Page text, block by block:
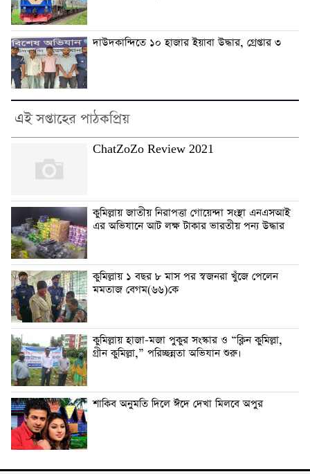
দাউদকান্দিতে ১০ হাজার ইয়াবা উদ্ধার, গ্রেপ্তার ৩
এই সপ্তাহের পাঠকপ্রিয়
ChatZoZo Review 2021
কুমিল্লায় জাতীয় নিরাপত্তা গোয়েন্দা সংস্থা এনএসআই
এর অভিযানে আট লক্ষ টাকার ভারতীয় পন্য উদ্ধার
কুমিল্লায় ১ বছর ৮ মাস পর স্বজনরা খুঁজে পেলেন
মমতাজ বেগম(৬৬)কে
কুমিল্লায় হাজা-মজা পুকুর সংস্কার ও “ক্লিন কুমিল্লা,
গ্রীন কুমিল্লা,” পরিচ্ছন্নতা অভিযান শুরু।
শাকিব অনুমতি দিলে ঈদে দেখা মিলবে অপুর